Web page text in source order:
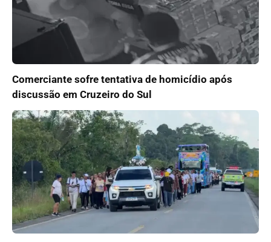
Comerciante sofre tentativa de homicídio após
discussão em Cruzeiro do Sul